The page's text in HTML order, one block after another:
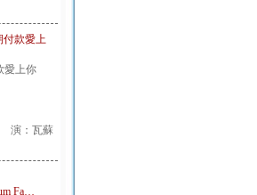
付款愛上
愛上你
演：瓦蘇
Fa…